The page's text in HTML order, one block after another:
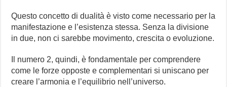
Questo concetto di dualità è visto come necessario per la
manifestazione e l’esistenza stessa. Senza la divisione
in due, non ci sarebbe movimento, crescita o evoluzione.
Il numero 2, quindi, è fondamentale per comprendere
come le forze opposte e complementari si uniscano per
creare l’armonia e l’equilibrio nell’universo.